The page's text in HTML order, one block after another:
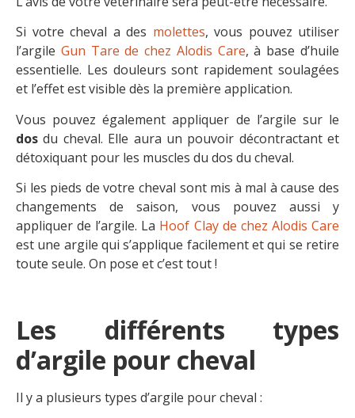
Si votre cheval a des molettes, vous pouvez utiliser
l’argile Gun Tare de chez Alodis Care, à base d’huile
essentielle. Les douleurs sont rapidement soulagées
et l’effet est visible dès la première application.
Vous pouvez également appliquer de l’argile sur le
dos du cheval. Elle aura un pouvoir décontractant et
détoxiquant pour les muscles du dos du cheval.
Si les pieds de votre cheval sont mis à mal à cause des
changements de saison, vous pouvez aussi y
appliquer de l’argile. La Hoof Clay de chez Alodis Care
est une argile qui s’applique facilement et qui se retire
toute seule. On pose et c’est tout !
Les différents types
d’argile pour cheval
Il y a plusieurs types d’argile pour cheval :